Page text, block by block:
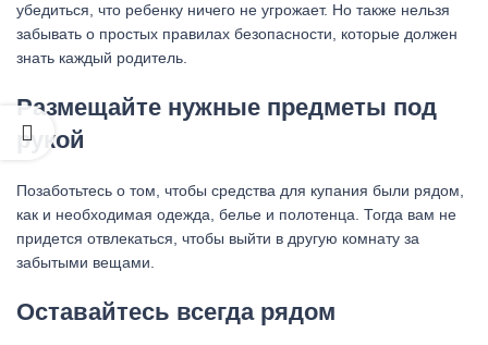
убедиться, что ребенку ничего не угрожает. Но также нельзя
забывать о простых правилах безопасности, которые должен
знать каждый родитель.
Размещайте нужные предметы под
рукой
Позаботьтесь о том, чтобы средства для купания были рядом,
как и необходимая одежда, белье и полотенца. Тогда вам не
придется отвлекаться, чтобы выйти в другую комнату за
забытыми вещами.
Оставайтесь всегда рядом